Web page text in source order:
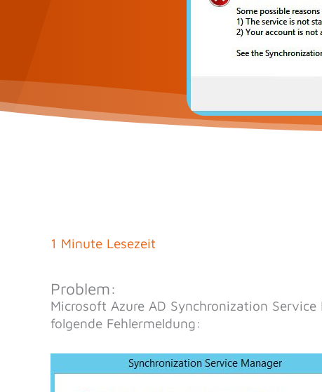
1 Minute Lesezeit
Problem:
Microsoft Azure AD Synchronization
folgende Fehlermeldung: